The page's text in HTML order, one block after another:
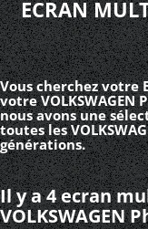
ECRAN
Vous cherchez votre
votre VOLKSWAGEN
nous avons une
toutes les
générations.
Il y a 4 ecran
VOLKSWAGEN